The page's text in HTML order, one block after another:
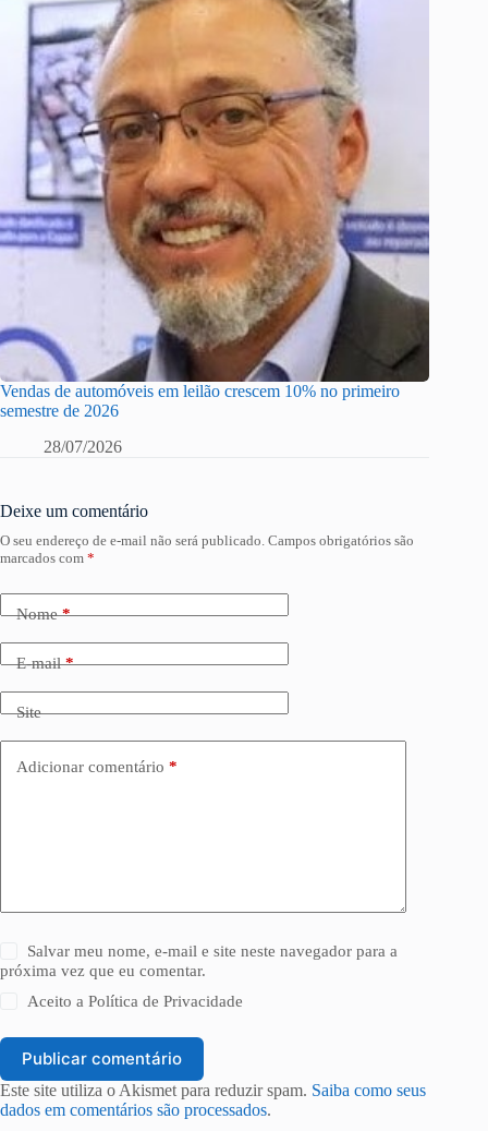
Vendas de automóveis em leilão crescem 10% no primeiro
semestre de 2026
28/07/2026
Deixe um comentário
O seu endereço de e-mail não será publicado. Campos obrigatórios são
marcados com *
Nome*
E-mail*
Site
Adicionar comentário *
Salvar meu nome, e-mail e site neste navegador para a
próxima vez que eu comentar.
Aceito aPolítica de Privacidade
Publicar comentário
Este site utiliza o Akismet para reduzir spam. Saiba como seus
dados em comentários são processados.